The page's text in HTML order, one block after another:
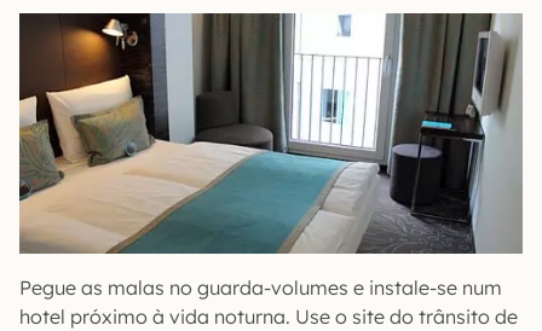
Pegue as malas no guarda-volumes e instale-se num
hotel próximo à vida noturna. Use o site do trânsito de